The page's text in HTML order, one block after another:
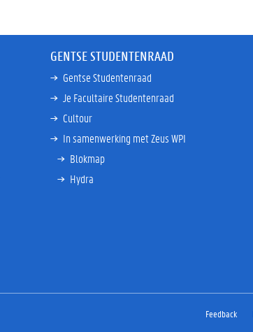
GENTSE STUDENTENRAAD
Gentse Studentenraad
Je Facultaire Studentenraad
Cultour
In samenwerking met Zeus WPI
Blokmap
Hydra
Feedback